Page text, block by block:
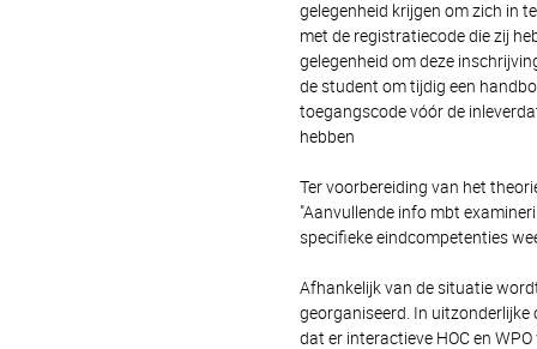
gelegenheid krijgen om zich in
met de registratiecode die zij
gelegenheid om deze
de student om tijdig een
toegangscode vóór de
hebben
Ter voorbereiding van het
"Aanvullende info mbt
specifieke eindcompetenties
Afhankelijk van de situatie
georganiseerd. In
dat er interactieve HOC en